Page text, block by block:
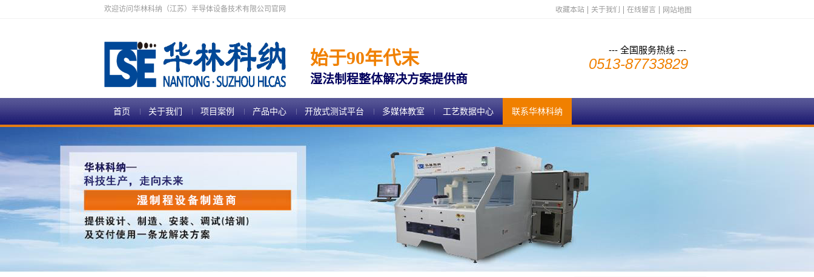
欢迎访问华林科纳（江苏）半导体设备技术有限公司官网 收藏本站 关于我们 在线留言 网站地图
始于90年代末
湿法制程整体解决方案提供商
--- 全国服务热线 ---
0513-87733829
首页 关于我们 项目案例 产品中心 开放式测试平台 多媒体教室 工艺数据中心 联系华林科纳